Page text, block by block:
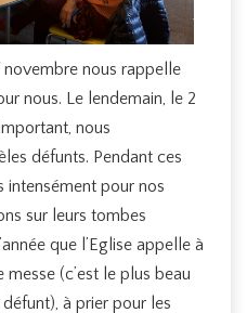
novembre nous rappelle
nous. Le lendemain, le 2
nous
défunts. Pendant ces
intensément pour nos
sur leurs tombes
que l’Eglise appelle à
(c’est le plus beau
à prier pour les